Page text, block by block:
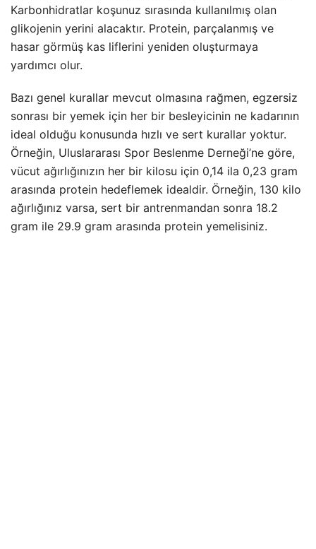
Karbonhidratlar koşunuz sırasında kullanılmış olan
glikojenin yerini alacaktır. Protein, parçalanmış ve
hasar görmüş kas liflerini yeniden oluşturmaya
yardımcı olur.
Bazı genel kurallar mevcut olmasına rağmen, egzersiz
sonrası bir yemek için her bir besleyicinin ne kadarının
ideal olduğu konusunda hızlı ve sert kurallar yoktur.
Örneğin, Uluslararası Spor Beslenme Derneği’ne göre,
vücut ağırlığınızın her bir kilosu için 0,14 ila 0,23 gram
arasında protein hedeflemek idealdir. Örneğin, 130 kilo
ağırlığınız varsa, sert bir antrenmandan sonra 18.2
gram ile 29.9 gram arasında protein yemelisiniz.